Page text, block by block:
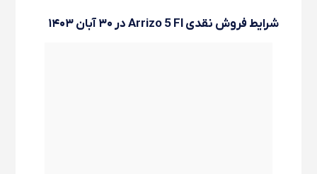
شرایط فروش نقدی Arrizo 5 Fl در ۳۰ آبان ۱۴۰۳